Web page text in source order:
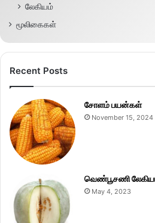
லேகியம்
மூலிகைகள்
Recent Posts
சோளம் பயன்கள்
November 15, 2024
வெண்பூசணி
May 4, 2023